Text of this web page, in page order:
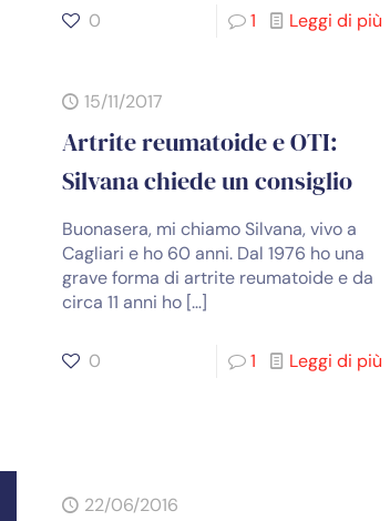
0 1 Leggi di più
15/11/2017
Artrite reumatoide e OTI:
Silvana chiede un consiglio
Buonasera, mi chiamo Silvana, vivo a
Cagliari e ho 60 anni. Dal 1976 ho una
grave forma di artrite reumatoide e da
circa 11 anni ho[…]
0 1 Leggi di più
22/06/2016